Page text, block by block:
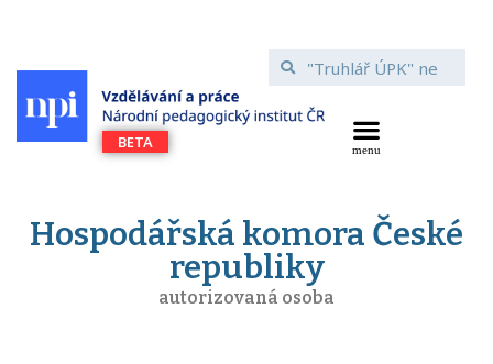
Hospodářská komora České
republiky
autorizovaná osoba